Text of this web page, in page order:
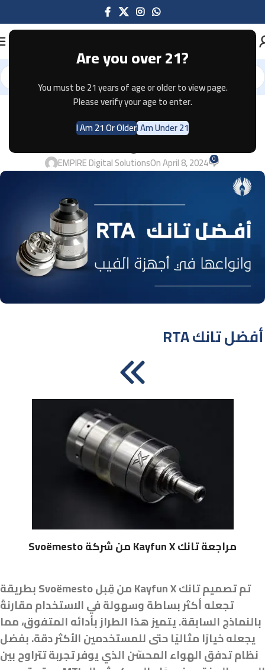
Are you over 21?
You must be 21 years of age or older to view page.
Please verify your age to enter.
I Am 21 Or OlderI Am Under 21
AUTOMIZER
أفضل تانك
EMPIRE Digital SolutionsOn April 8, 2024 0
RTA أفضل تانك
Svoëmesto من شركة Kayfun X مراجعة تانك
تم تصميم تانك Kayfun X من قِبل Svoëmesto بطريقة
تجعله أكثر بساطة وسهولة في الاستخدام مقارنةً
بالنماذج السابقة. يتميز هذا الطراز بأدائه المتفوق، مما
يجعله خيارًا مثاليًا حتى للمستخدمين الأكثر دقة. بفضل
نظام تدفق الهواء المحسّن الذي يوفر تجربة تتراوح بين